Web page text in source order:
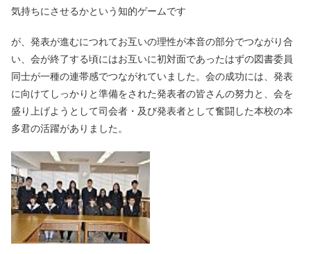
気持ちにさせるかという知的ゲームです
が、発表が進むにつれてお互いの理性が本音の部分でつながり合
い、会が終了する頃にはお互いに初対面であったはずの図書委員
同士が一種の連帯感でつながれていました。会の成功には、発表
に向けてしっかりと準備をされた発表者の皆さんの努力と、会を
盛り上げようとして司会者・及び発表者として奮闘した本校の本
多君の活躍がありました。